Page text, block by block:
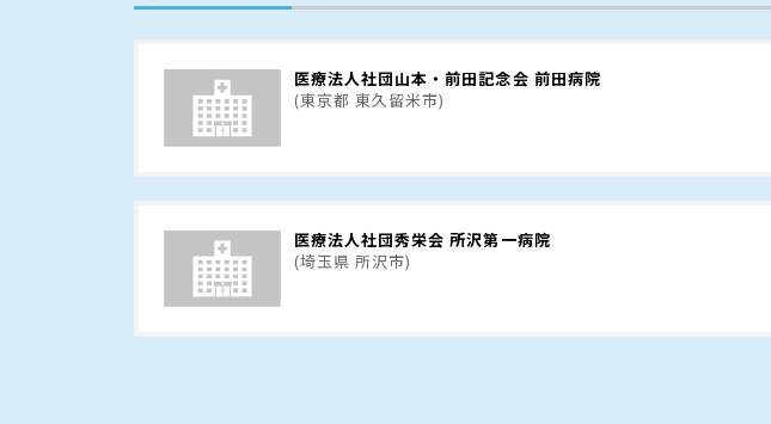
医療法人社団山本・前田記念会 前田病院
(東京都 東久留米市)
医療法人社団秀栄会 所沢第一病院
(埼玉県 所沢市)